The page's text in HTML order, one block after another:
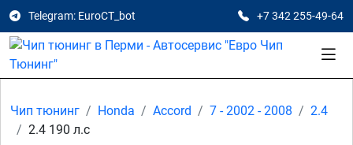
Telegram: EuroCT_bot +7 342 255-49-64
Чип тюнинг Honda Accord 7 - 2002 - 2008
2.4
2.4 190 л.с